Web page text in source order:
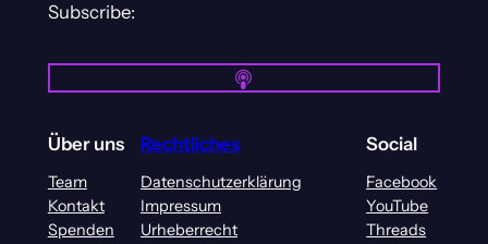
Subscribe:
Über uns
Team
Kontakt
Spenden
Rechtliches
Datenschutzerklärung
Impressum
Urheberrecht
Social
Facebook
YouTube
Threads